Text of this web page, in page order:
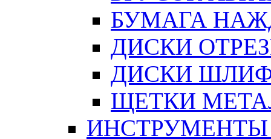
БУМАГА
ДИСКИ
ДИСКИ
ЩЕТКИ
ИНСТРУМЕНТЫ